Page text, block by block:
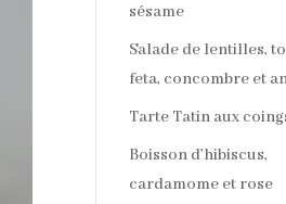
sésame
Salade de lentilles,
feta, concombre et
Tarte Tatin aux
Boisson d’hibiscus,
cardamome et rose